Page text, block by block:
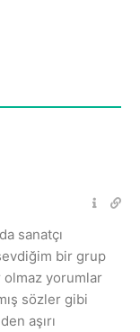
sanatçı
bir grup
olmaz yorumlar
sözler gibi
aşırı